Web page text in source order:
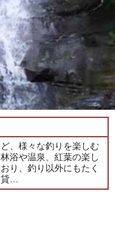
、様々な釣りを楽しむ
浴や温泉、紅葉の楽し
り、釣り以外にもたく
貸…